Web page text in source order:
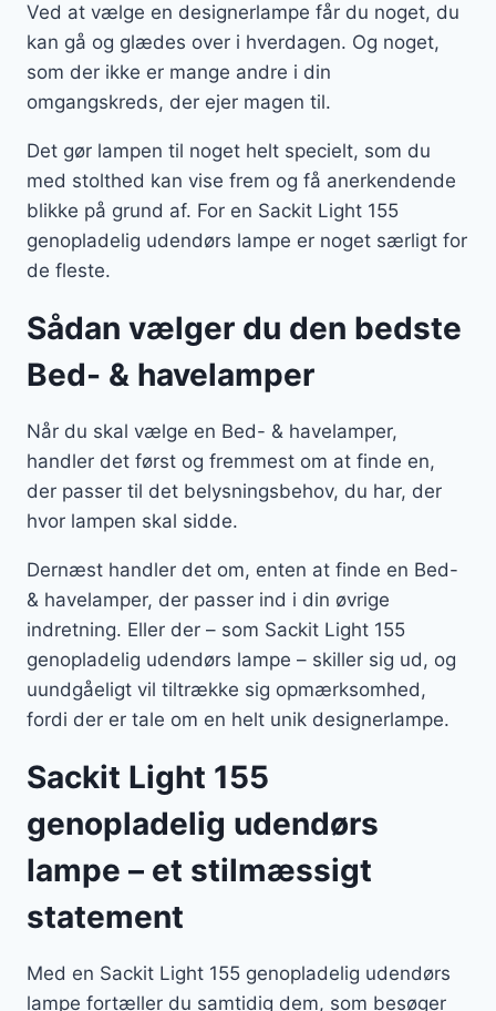
Ved at vælge en designerlampe får du noget, du
kan gå og glædes over i hverdagen. Og noget,
som der ikke er mange andre i din
omgangskreds, der ejer magen til.
Det gør lampen til noget helt specielt, som du
med stolthed kan vise frem og få anerkendende
blikke på grund af. For en Sackit Light 155
genopladelig udendørs lampe er noget særligt for
de fleste.
Sådan vælger du den bedste
Bed- & havelamper
Når du skal vælge en Bed- & havelamper,
handler det først og fremmest om at finde en,
der passer til det belysningsbehov, du har, der
hvor lampen skal sidde.
Dernæst handler det om, enten at finde en Bed-
& havelamper, der passer ind i din øvrige
indretning. Eller der – som Sackit Light 155
genopladelig udendørs lampe – skiller sig ud, og
uundgåeligt vil tiltrække sig opmærksomhed,
fordi der er tale om en helt unik designerlampe.
Sackit Light 155
genopladelig udendørs
lampe – et stilmæssigt
statement
Med en Sackit Light 155 genopladelig udendørs
lampe fortæller du samtidig dem, som besøger